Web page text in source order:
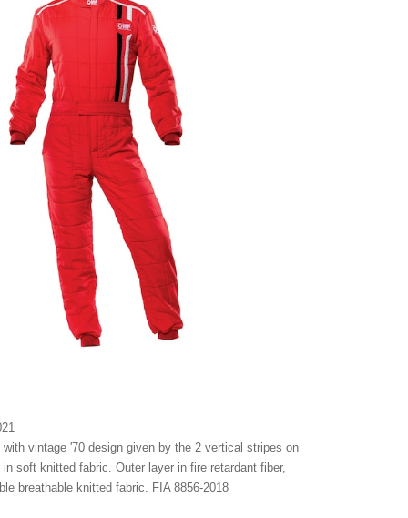
vintage '70 design given by the 2 vertical stripes on
soft knitted fabric. Outer layer in fire retardant fiber,
breathable knitted fabric. FIA 8856-2018